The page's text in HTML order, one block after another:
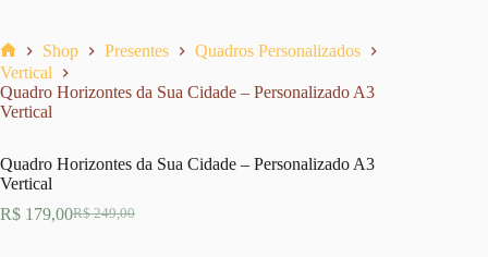
Home
Shop Presentes
Quadros Personalizados
Vertical
Quadro Horizontes da Sua Cidade – Personalizado A3
Vertical
Quadro Horizontes da Sua Cidade – Personalizado A3
Vertical
R$249,00
O
R$ 179,00O